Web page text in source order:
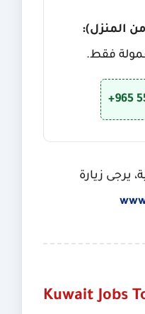
المنزل):
فقط.
+965
يرجى زيارة
Kuwait Jobs